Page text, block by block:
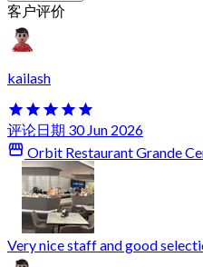
客户评价
kailash
评论日期 30 Jun 2026
Orbit Restaurant Grande
Very nice staff and good